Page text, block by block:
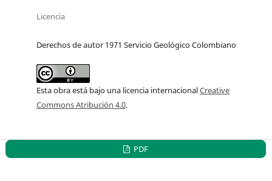
Licencia
Derechos de autor 1971 Servicio Geológico Colombiano
Esta obra está bajo una licencia internacionalCreative
Commons Atribución 4.0.
PDF